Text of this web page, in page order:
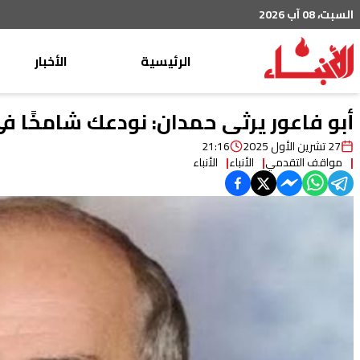
السبت، 08 آب 2026
الرئيسية
الأخبار
محليات
خاص
رياضة
من لبنان
ثقافة ومجتمع
أبو فاعور يرثى حمدان: نودعك شامخًا
27 تشرين الأول 2025 21:16
مواقف التقدمي الأنباء الأنباء